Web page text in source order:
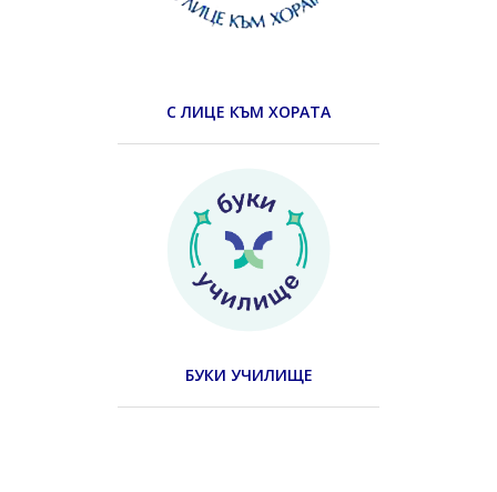
С ЛИЦЕ КЪМ ХОРАТА
БУКИ УЧИЛИЩЕ